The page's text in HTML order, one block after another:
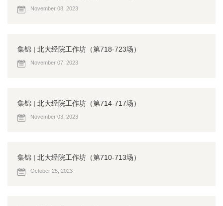
November 08, 2023
集锦 | 北大经院工作坊（第718-723场）
November 07, 2023
集锦 | 北大经院工作坊（第714-717场）
November 03, 2023
集锦 | 北大经院工作坊（第710-713场）
October 25, 2023